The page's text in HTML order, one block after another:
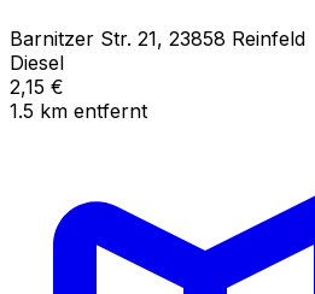
Barnitzer Str. 21, 23858 Reinfeld
Diesel
2,15 €
1.5 km entfernt